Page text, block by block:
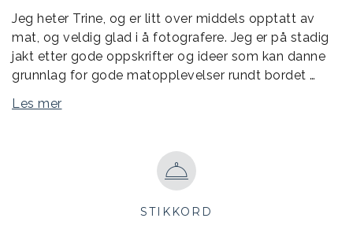
Jeg heter Trine, og er litt over middels opptatt av
mat, og veldig glad i å fotografere. Jeg er på stadig
jakt etter gode oppskrifter og ideer som kan danne
grunnlag for gode matopplevelser rundt bordet …
Les mer
STIKKORD